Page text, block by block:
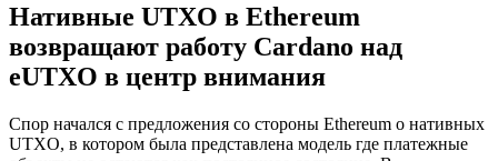
Нативные UTXO в Ethereum
возвращают работу Cardano над
eUTXO в центр внимания
Спор началcя с предложения со стороны Ethereum о нативных
UTXO, в котором была представлена модель где платежные